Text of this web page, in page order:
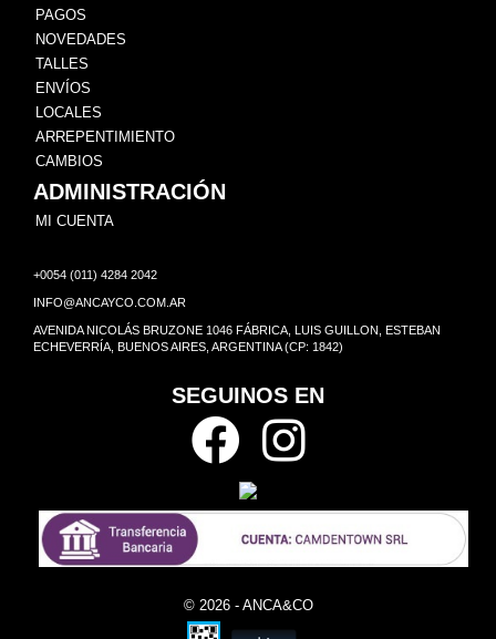
PAGOS
NOVEDADES
TALLES
ENVÍOS
LOCALES
ARREPENTIMIENTO
CAMBIOS
ADMINISTRACIÓN
MI CUENTA
+0054 (011) 4284 2042
INFO@ANCAYCO.COM.AR
AVENIDA NICOLÁS BRUZONE 1046 FÁBRICA, LUIS GUILLON, ESTEBAN
ECHEVERRÍA, BUENOS AIRES, ARGENTINA (CP: 1842)
SEGUINOS EN
© 2026 - ANCA&CO